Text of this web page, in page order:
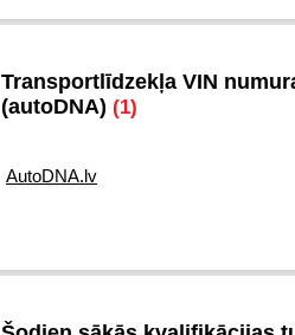
Transportlīdzekļa VIN
(autoDNA) (1)
AutoDNA.lv